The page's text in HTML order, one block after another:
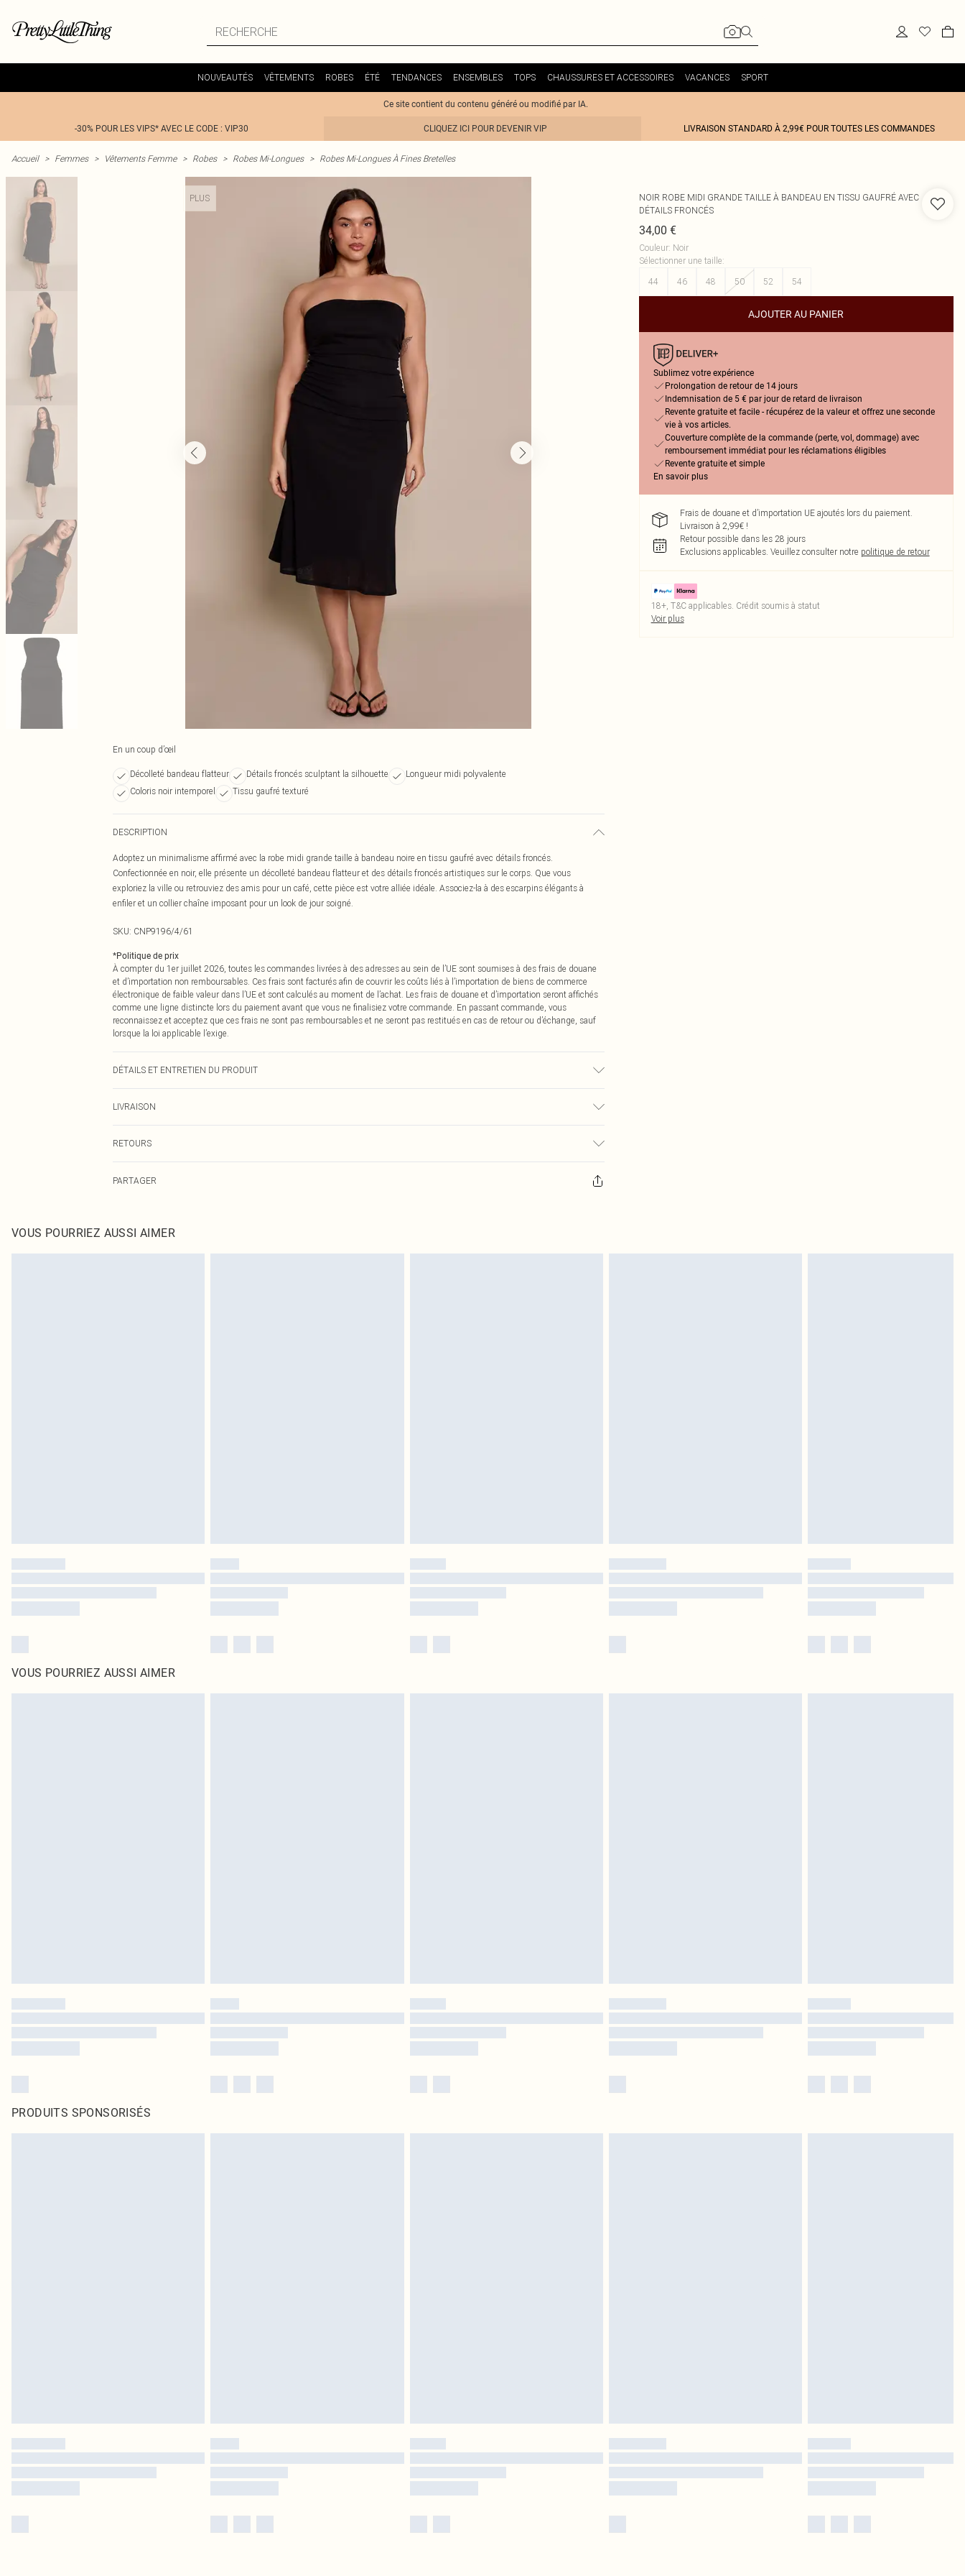
NOUVEAUTÉS VÊTEMENTS ROBES ÉTÉ TENDANCES ENSEMBLES TOPS CHAUSSURES ET ACCESSOIRES VACANCES SPORT
Ce site contient du contenu généré ou modifié par IA.
-30% POUR LES VIPS* AVEC LE CODE : VIP30 CLIQUEZ ICI POUR DEVENIR VIP LIVRAISON STANDARD À 2,99€ POUR TOUTES LES COMMANDES
Accueil > Femmes > Vêtements Femme > Robes > Robes Mi-Longues > Robes Mi-Longues À Fines Bretelles
PLUS
En un coup d’œil
Décolleté bandeau flatteur Détails froncés sculptant la silhouette
Longueur midi polyvalente
Coloris noir intemporel
Tissu gaufré texturé
DESCRIPTION
Adoptez un minimalisme affirmé avec la robe midi grande taille à bandeau noire en tissu gaufré avec détails froncés.
Confectionnée en noir, elle présente un décolleté bandeau flatteur et des détails froncés artistiques sur le corps. Que vous
exploriez la ville ou retrouviez des amis pour un café, cette pièce est votre alliée idéale. Associez-la à des escarpins élégants à
enfiler et un collier chaîne imposant pour un look de jour soigné.
SKU: CNP9196/4/61
*Politique de prix
À compter du 1er juillet 2026, toutes les commandes livrées à des adresses au sein de l’UE sont soumises à des frais de douane
et d’importation non remboursables. Ces frais sont facturés afin de couvrir les coûts liés à l’importation de biens de commerce
électronique de faible valeur dans l’UE et sont calculés au moment de l’achat. Les frais de douane et d’importation seront affichés
comme une ligne distincte lors du paiement avant que vous ne finalisiez votre commande. En passant commande, vous
reconnaissez et acceptez que ces frais ne sont pas remboursables et ne seront pas restitués en cas de retour ou d’échange, sauf
lorsque la loi applicable l’exige.
DÉTAILS ET ENTRETIEN DU PRODUIT
LIVRAISON
€9.99
RETOURS
Veuillez noter que nous ne pouvons pas rembourser les masques tendance, les cosmétiques, les bijoux pour piercings, les jouets
également être essayées en intérieur. Les articles pour la maison, y compris le linge de lit, les matelas, les surmatelas et les
PARTAGER
NOIR ROBE MIDI GRANDE TAILLE À BANDEAU EN TISSU GAUFRÉ AVEC
DÉTAILS FRONCÉS
34,00 €
Couleur: Noir
Sélectionner une taille:
44
46 48 50 52 54
AJOUTER AU PANIER
Sublimez votre expérience
Prolongation de retour de 14 jours
Indemnisation de 5 € par jour de retard de livraison
Revente gratuite et facile - récupérez de la valeur et offrez une seconde
vie à vos articles.
Couverture complète de la commande (perte, vol, dommage) avec
remboursement immédiat pour les réclamations éligibles
Revente gratuite et simple
En savoir plus
Frais de douane et d’importation UE ajoutés lors du paiement.
Livraison à 2,99€ !
Retour possible dans les 28 jours
Exclusions applicables. Veuillez consulter notre politique de retour
18+, T&C applicables. Crédit soumis à statut
Voir plus
VOUS POURRIEZ AUSSI AIMER
VOUS POURRIEZ AUSSI AIMER
PRODUITS SPONSORISÉS